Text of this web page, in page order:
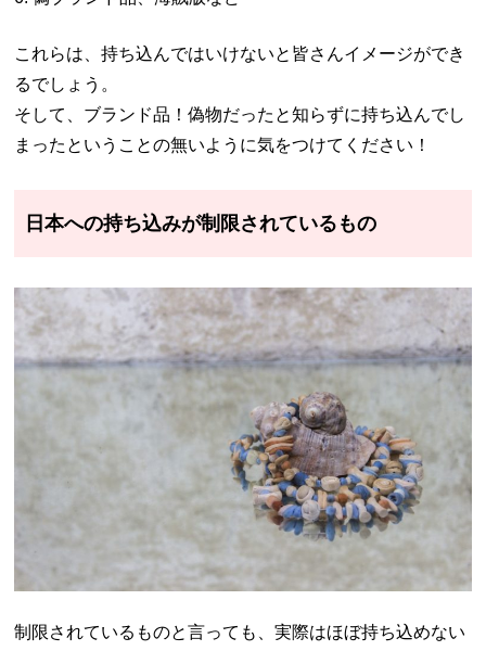
これらは、持ち込んではいけないと皆さんイメージができ
るでしょう。
そして、ブランド品！偽物だったと知らずに持ち込んでし
まったということの無いように気をつけてください！
日本への持ち込みが制限されているもの
制限されているものと言っても、実際はほぼ持ち込めない